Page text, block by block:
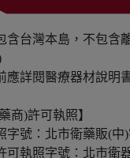
含台灣本島，不包含
應詳閱醫療器材說明
商)許可執照】
號：北市衛藥販(中)
執照字號：北市衛